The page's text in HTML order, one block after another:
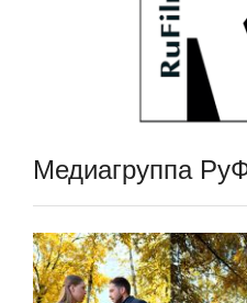
Медиагруппа